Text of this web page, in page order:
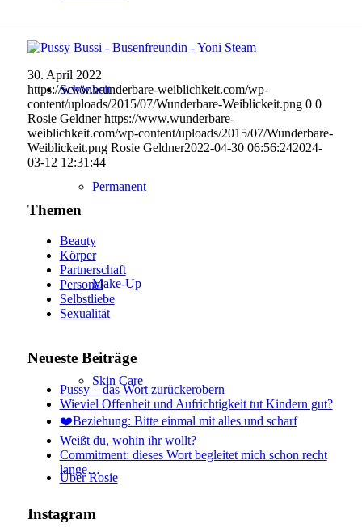
Schönheit
Permanent
Make-Up
Skin Care
Über Rosie
30. April 2022
https://www.wunderbare-weiblichkeit.com/wp-
content/uploads/2015/07/Wunderbare-Weiblickeit.png 0 0
Rosie Geldner https://www.wunderbare-
weiblichkeit.com/wp-content/uploads/2015/07/Wunderbare-
Weiblickeit.png Rosie Geldner2022-04-30 06:56:242024-
03-12 12:31:44
Themen
Beauty
Körper
Partnerschaft
Personal
Selbstliebe
Sexualität
Neueste Beiträge
Pussy – das Wort zurückerobern
Wieviel Offenheit und Aufrichtigkeit tut Kindern gut?
❤️Beziehung: Bitte einmal mit alles und scharf
Weißt du, wohin ihr wollt?
Commitment: dieses Wort begleitet mich schon recht
lange…
Instagram